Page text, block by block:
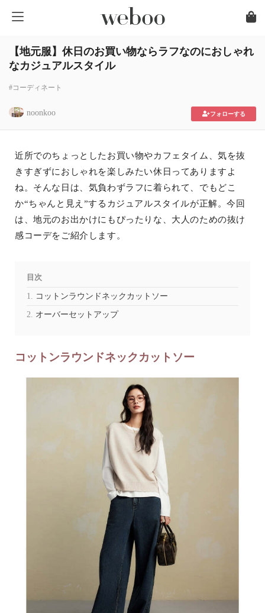
【地元服】休日のお買い物ならラフなのにおしゃれ
なカジュアルスタイル
#コーディネート
noonkoo フォローする
近所でのちょっとしたお買い物やカフェタイム、気を抜
きすぎずにおしゃれを楽しみたい休日ってありますよ
ね。そんな日は、気負わずラフに着られて、でもどこ
か“ちゃんと見え”するカジュアルスタイルが正解。今回
は、地元のお出かけにもぴったりな、大人のための抜け
感コーデをご紹介します。
目次
コットンラウンドネックカットソー
オーバーセットアップ
コットンラウンドネックカットソー